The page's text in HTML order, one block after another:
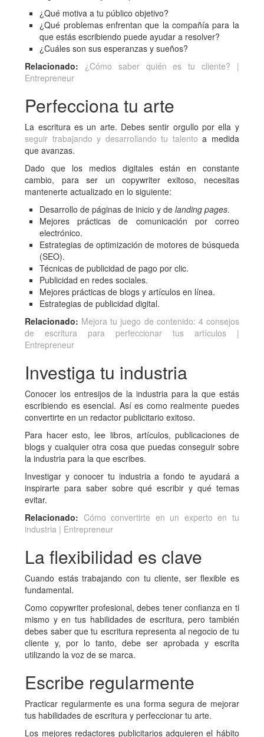
¿Qué motiva a tu público objetivo?
¿Qué problemas enfrentan que la compañía para la
que estás escribiendo puede ayudar a resolver?
¿Cuáles son sus esperanzas y sueños?
Relacionado: ¿Cómo saber quién es tu cliente? |
Entrepreneur
Perfecciona tu arte
La escritura es un arte. Debes sentir orgullo por ella y
seguir trabajando y desarrollando tu talento a medida
que avanzas.
Dado que los medios digitales están en constante
cambio, para ser un copywriter exitoso, necesitas
mantenerte actualizado en lo siguiente:
Desarrollo de páginas de inicio y delanding pages.
Mejores prácticas de comunicación por correo
electrónico.
Estrategias de optimización de motores de búsqueda
(SEO).
Técnicas de publicidad de pago por clic.
Publicidad en redes sociales.
Mejores prácticas de blogs y artículos en línea.
Estrategias de publicidad digital.
Relacionado: Mejora tu juego de contenido: 4 consejos
de escritura para perfeccionar tus artículos |
Entrepreneur
Investiga tu industria
Conocer los entresijos de la industria para la que estás
escribiendo es esencial. Así es como realmente puedes
convertirte en un redactor publicitario exitoso.
Para hacer esto, lee libros, artículos, publicaciones de
blogs y cualquier otra cosa que puedas conseguir sobre
la industria para la que escribes.
Investigar y conocer tu industria a fondo te ayudará a
inspirarte para saber sobre qué escribir y qué temas
evitar.
Relacionado: Cómo convertirte en un experto en tu
industria | Entrepreneur
La flexibilidad es clave
Cuando estás trabajando con tu cliente, ser flexible es
fundamental.
Como copywriter profesional, debes tener confianza en ti
mismo y en tus habilidades de escritura, pero también
debes saber que tu escritura representa al negocio de tu
cliente y, por lo tanto, debe ser aprobada y escrita
utilizando la voz de se marca.
Escribe regularmente
Practicar regularmente es una forma segura de mejorar
tus habilidades de escritura y perfeccionar tu arte.
Los mejores redactores publicitarios adquieren el hábito